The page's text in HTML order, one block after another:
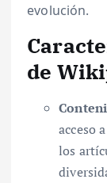
evolución.
de
acceso
los